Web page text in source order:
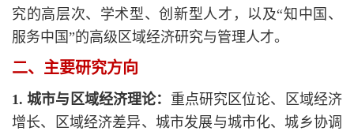
究的高层次、学术型、创新型人才，以及“知中国、
服务中国”的高级区域经济研究与管理人才。
二、主要研究方向
1. 城市与区域经济理论： 重点研究区位论、区域经济
增长、区域经济差异、城市发展与城市化、城乡协调